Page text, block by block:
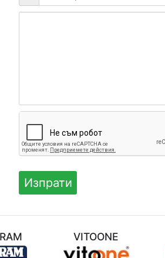
VITOONE